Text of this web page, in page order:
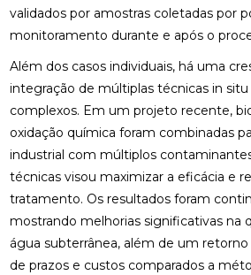
validados por amostras coletadas por
monitoramento durante e após o
Além dos casos individuais, há uma
integração de múltiplas técnicas in
complexos. Em um projeto recente,
oxidação química foram combinadas
industrial com múltiplos
técnicas visou maximizar a eficácia e
tratamento. Os resultados foram
mostrando melhorias significativas na
água subterrânea, além de um
de prazos e custos comparados a